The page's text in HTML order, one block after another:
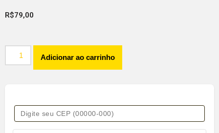
R$79,00
Adicionar ao carrinho